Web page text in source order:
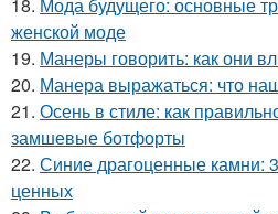
женской моде
19. Манеры говорить: как они
20. Манера выражаться: что
21. Осень в стиле: как
замшевые ботфорты
22. Синие драгоценные камни:
ценных